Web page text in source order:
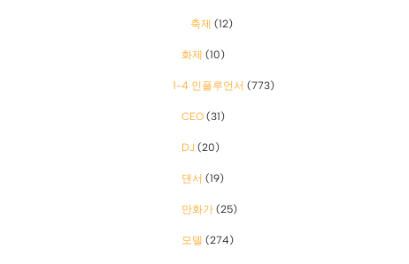
축제 (12)
화제 (10)
1-4 인플루언서 (773)
CEO (31)
DJ (20)
댄서 (19)
만화가 (25)
모델 (274)